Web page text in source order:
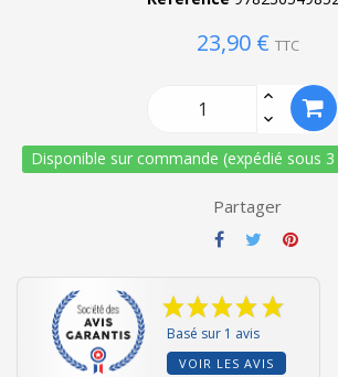
23,90 € TTC
Disponible sur commande (expédié sous
Partager
Basé sur 1 avis
VOIR LES AVIS